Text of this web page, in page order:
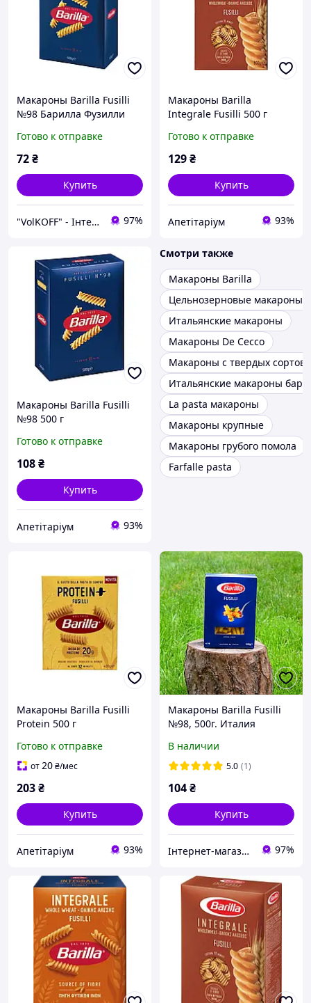
Макароны Barilla Fusilli
№98 Барилла Фузилли
Готово к отправке
72₴
Купить
"VolKOFF" - Інтернет-магазин кави, чаю і шоколаду 97%
Макароны Barilla
Integrale Fusilli 500 г
Готово к отправке
129₴
Купить
Апетітаріум 93%
Макароны Barilla Fusilli
№98 500 г
Готово к отправке
108₴
Купить
Апетітаріум 93%
Смотри также
Макароны Barilla
Цельнозерновые макароны
Итальянские макароны
Макароны De Cecco
Макароны с твердых сортов
Итальянские макароны
La pasta макароны
Макароны крупные
Макароны грубого помола
Farfalle pasta
Макароны Barilla Fusilli
Protein 500 г
Готово к отправке
от20₴/мес
203₴
Купить
Апетітаріум 93%
Макароны Barilla Fusilli
№98, 500г. Италия
В наличии
5.0 (1)
104₴
Купить
Інтернет-магазин "Fistashkof " 97%